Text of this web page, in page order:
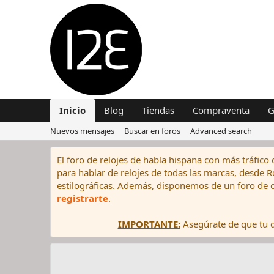
Inicio Blog Tiendas Compraventa
Nuevos mensajes Buscar en foros Advanced search
El foro de relojes de habla hispana con más
para hablar de relojes de todas las marcas, desde
estilográficas. Además, disponemos de un foro
registrarte.
IMPORTANTE:Asegúrate de que tu